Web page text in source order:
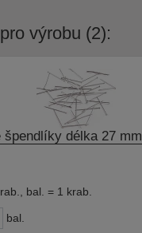
výrobu (2):
špendlíky délka 27 mm
, bal. = 1 krab.
bal.